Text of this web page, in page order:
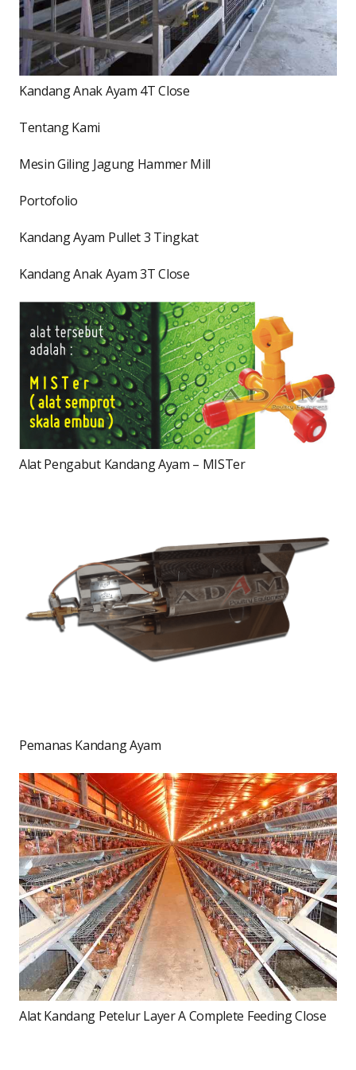
Kandang Anak Ayam 4T Close
Tentang Kami
Mesin Giling Jagung Hammer Mill
Portofolio
Kandang Ayam Pullet 3 Tingkat
Kandang Anak Ayam 3T Close
Alat Pengabut Kandang Ayam – MISTer
Pemanas Kandang Ayam
Alat Kandang Petelur Layer A Complete Feeding Close